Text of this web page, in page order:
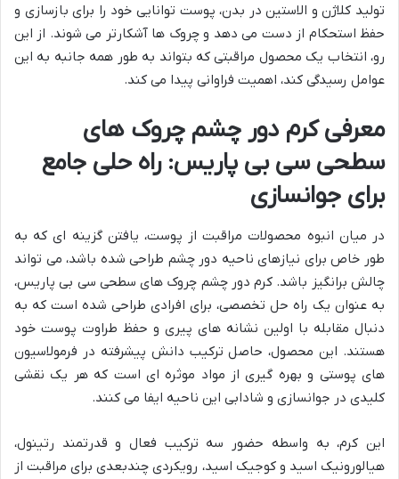
تولید کلاژن و الاستین در بدن، پوست توانایی خود را برای بازسازی و
حفظ استحکام از دست می دهد و چروک ها آشکارتر می شوند. از این
رو، انتخاب یک محصول مراقبتی که بتواند به طور همه جانبه به این
عوامل رسیدگی کند، اهمیت فراوانی پیدا می کند.
معرفی کرم دور چشم چروک های
سطحی سی بی پاریس: راه حلی جامع
برای جوانسازی
در میان انبوه محصولات مراقبت از پوست، یافتن گزینه ای که به
طور خاص برای نیازهای ناحیه دور چشم طراحی شده باشد، می تواند
چالش برانگیز باشد. کرم دور چشم چروک های سطحی سی بی پاریس،
به عنوان یک راه حل تخصصی، برای افرادی طراحی شده است که به
دنبال مقابله با اولین نشانه های پیری و حفظ طراوت پوست خود
هستند. این محصول، حاصل ترکیب دانش پیشرفته در فرمولاسیون
های پوستی و بهره گیری از مواد موثره ای است که هر یک نقشی
کلیدی در جوانسازی و شادابی این ناحیه ایفا می کنند.
این کرم، به واسطه حضور سه ترکیب فعال و قدرتمند رتینول،
هیالورونیک اسید و کوجیک اسید، رویکردی چندبعدی برای مراقبت از